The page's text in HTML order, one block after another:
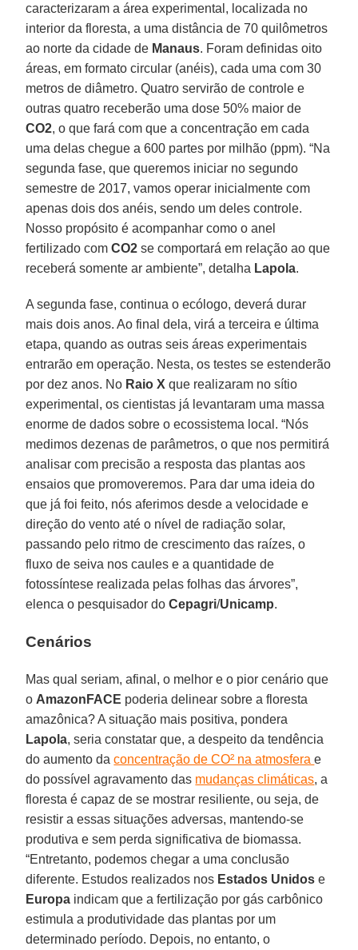
caracterizaram a área experimental, localizada no
interior da floresta, a uma distância de 70 quilômetros
ao norte da cidade de Manaus. Foram definidas oito
áreas, em formato circular (anéis), cada uma com 30
metros de diâmetro. Quatro servirão de controle e
outras quatro receberão uma dose 50% maior de
CO2, o que fará com que a concentração em cada
uma delas chegue a 600 partes por milhão (ppm). “Na
segunda fase, que queremos iniciar no segundo
semestre de 2017, vamos operar inicialmente com
apenas dois dos anéis, sendo um deles controle.
Nosso propósito é acompanhar como o anel
fertilizado comCO2 se comportará em relação ao que
receberá somente ar ambiente”, detalha Lapola.
A segunda fase, continua o ecólogo, deverá durar
mais dois anos. Ao final dela, virá a terceira e última
etapa, quando as outras seis áreas experimentais
entrarão em operação. Nesta, os testes se estenderão
por dez anos. No Raio X que realizaram no sítio
experimental, os cientistas já levantaram uma massa
enorme de dados sobre o ecossistema local. “Nós
medimos dezenas de parâmetros, o que nos permitirá
analisar com precisão a resposta das plantas aos
ensaios que promoveremos. Para dar uma ideia do
que já foi feito, nós aferimos desde a velocidade e
direção do vento até o nível de radiação solar,
passando pelo ritmo de crescimento das raízes, o
fluxo de seiva nos caules e a quantidade de
fotossíntese realizada pelas folhas das árvores”,
elenca o pesquisador doCepagri/Unicamp.
Cenários
Mas qual seriam, afinal, o melhor e o pior cenário que
o AmazonFACE poderia delinear sobre a floresta
amazônica? A situação mais positiva, pondera
Lapola, seria constatar que, a despeito da tendência
do aumento daconcentração de CO² na atmosferae
do possível agravamento das mudanças climáticas, a
floresta é capaz de se mostrar resiliente, ou seja, de
resistir a essas situações adversas, mantendo-se
produtiva e sem perda significativa de biomassa.
“Entretanto, podemos chegar a uma conclusão
diferente. Estudos realizados nos Estados Unidos e
Europa indicam que a fertilização por gás carbônico
estimula a produtividade das plantas por um
determinado período. Depois, no entanto, o